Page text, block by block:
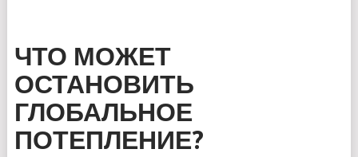
ЧТО МОЖЕТ
ОСТАНОВИТЬ
ГЛОБАЛЬНОЕ
ПОТЕПЛЕНИЕ?